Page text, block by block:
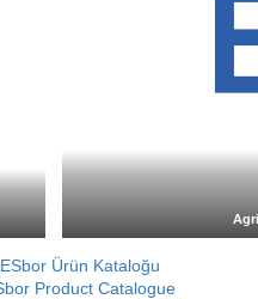
Ürün Kataloğu
Product Catalogue